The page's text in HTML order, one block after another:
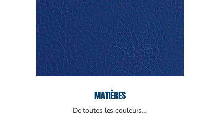
MATIÈRES
De toutes les couleurs…